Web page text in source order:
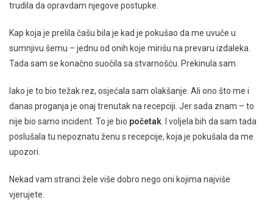
trudila da opravdam njegove postupke.
Kap koja je prelila čašu bila je kad je pokušao da me uvuče u
sumnjivu šemu – jednu od onih koje mirišu na prevaru izdaleka.
Tada sam se konačno suočila sa stvarnošću. Prekinula sam.
Iako je to bio težak rez, osjećala sam olakšanje. Ali ono što me i
danas proganja je onaj trenutak na recepciji. Jer sada znam – to
nije bio samo incident. To je bio početak . I voljela bih da sam tada
poslušala tu nepoznatu ženu s recepcije, koja je pokušala da me
upozori.
Nekad vam stranci žele više dobro nego oni kojima najviše
vjerujete.